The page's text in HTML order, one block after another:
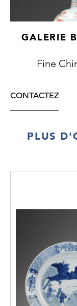
GALERIE
Fine
CONTACTEZ
PLUS